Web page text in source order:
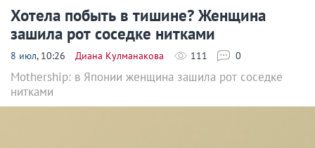
Хотела побыть в тишине? Женщина
зашила рот соседке нитками
8 июл, 10:26 Диана Кулманакова 111 0
Mothership: в Японии женщина зашила рот соседке
нитками